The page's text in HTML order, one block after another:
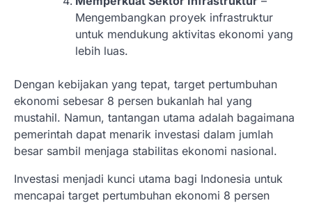
Mengembangkan proyek infrastruktur
untuk mendukung aktivitas ekonomi yang
lebih luas.
Dengan kebijakan yang tepat, target pertumbuhan
ekonomi sebesar 8 persen bukanlah hal yang
mustahil. Namun, tantangan utama adalah bagaimana
pemerintah dapat menarik investasi dalam jumlah
besar sambil menjaga stabilitas ekonomi nasional.
Investasi menjadi kunci utama bagi Indonesia untuk
mencapai target pertumbuhan ekonomi 8 persen